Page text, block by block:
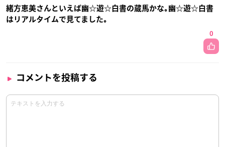
緒方恵美さんといえば幽☆遊☆白書の蔵馬かな｡幽☆遊☆白書
はリアルタイムで見てました｡
0
コメントを投稿する